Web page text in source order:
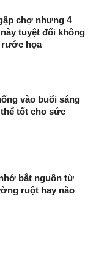
chợ nhưng 4
tuyệt đối không
họa
vào buổi sáng
tốt cho sức
bắt nguồn từ
ruột hay não